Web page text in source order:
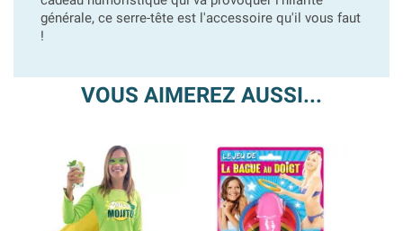
générale, ce serre-tête est l'accessoire qu'il vous faut
!
VOUS AIMEREZ AUSSI...